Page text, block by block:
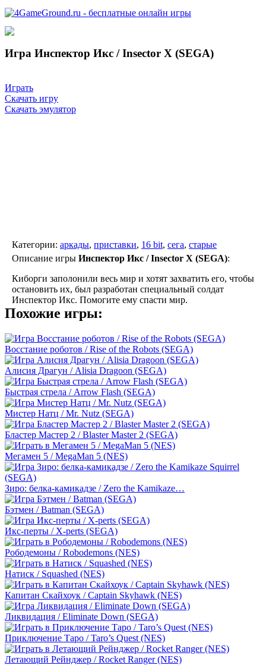
Игра Инспектор Икс / Insector X (SEGA)
Играть
Скачать игру
Скачать эмулятор
Категории: аркады, приставки, 16 bit, сега, старые
Описание игры Инспектор Икс / Insector X (SEGA):
Киборги заполонили весь мир и хотят захватить его, чтобы
остановить их, был разработан специальный солдат
Инспектор Икс. Помогите ему спасти мир.
Похожие игры:
Восстание роботов / Rise of the Robots (SEGA)
Алисия Драгун / Alisia Dragoon (SEGA)
Быстрая стрела / Arrow Flash (SEGA)
Мистер Натц / Mr. Nutz (SEGA)
Бластер Мастер 2 / Blaster Master 2 (SEGA)
Мегамен 5 / MegaMan 5 (NES)
Зиро: белка-камикадзе / Zero the Kamikaze…
Бэтмен / Batman (SEGA)
Икс-перты / X-perts (SEGA)
Рободемоны / Robodemons (NES)
Натиск / Squashed (NES)
Капитан Скайхоук / Captain Skyhawk (NES)
Ликвидация / Eliminate Down (SEGA)
Приключение Таро / Taro’s Quest (NES)
Летающий Рейнджер / Rocket Ranger (NES)